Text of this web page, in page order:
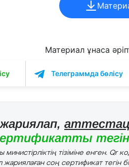
Материал ұнаса
Телеграммда бөлісу
тізіміне енген. Qr
жариялаған соң сертификат тегін